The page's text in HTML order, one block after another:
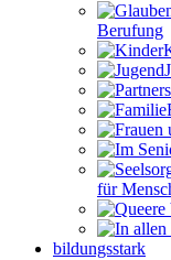
Berufung
für
bildungsstark